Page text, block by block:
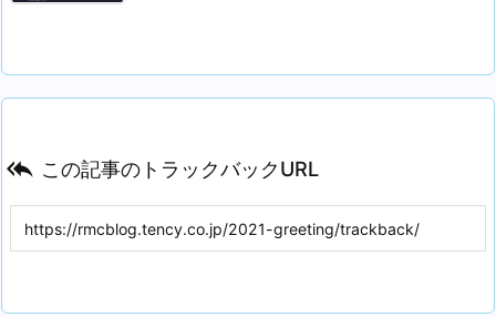
 この記事のトラックバックURL